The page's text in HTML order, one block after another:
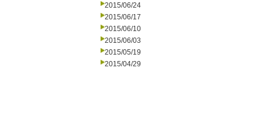
2015/06/24
2015/06/17
2015/06/10
2015/06/03
2015/05/19
2015/04/29